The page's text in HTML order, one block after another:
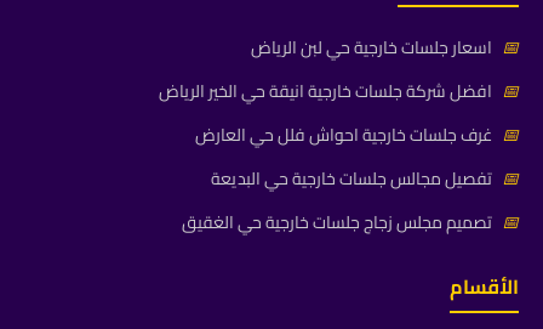
📅 اسعار جلسات خارجية حي لبن الرياض
📅 افضل شركة جلسات خارجية انيقة حي الخير الرياض
📅 غرف جلسات خارجية احواش فلل حي العارض
📅 تفصيل مجالس جلسات خارجية حي البديعة
📅 تصميم مجلس زجاج جلسات خارجية حي الغقيق
الأقسام